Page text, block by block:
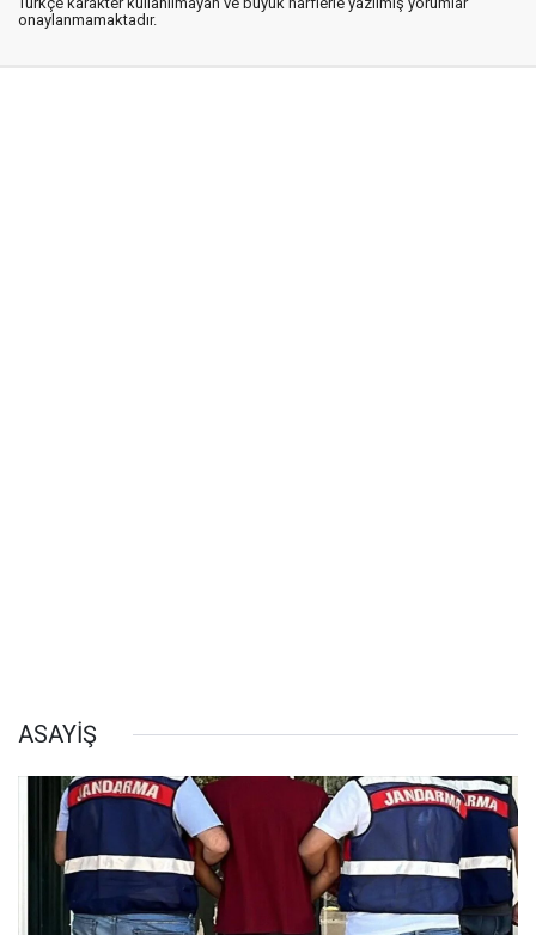
onaylanmamaktadır.
ASAYİŞ